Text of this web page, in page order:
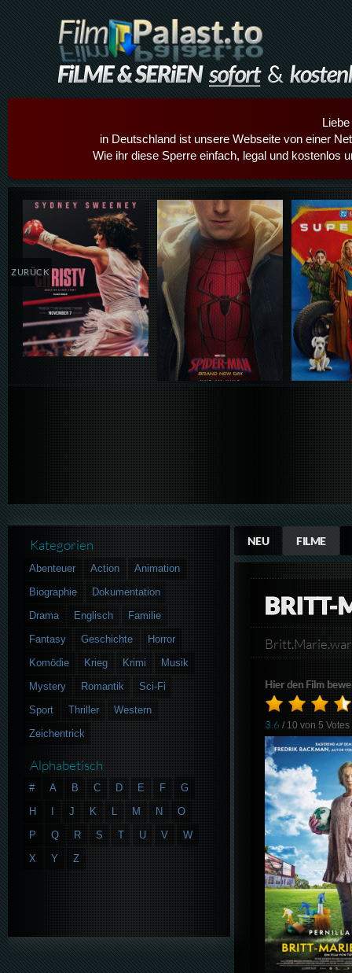
in Deutschland ist unsere Webseite von einer
Wie ihr diese Sperre einfach, legal und kostenlos
Details,Play Details,Play
ZURÜCK
NEU FILME
BRITT-
Hier den Film
3.6 / 10 von5 Votes
Kategorien
Abenteuer Action
Animation
Biographie
Dokumentation
Drama
Englisch
Familie
Fantasy
Geschichte
Horror
Komödie
Krieg Krimi
Musik
Mystery
Romantik
Sci-Fi
Sport
Thriller
Western
Zeichentrick
Alphabetisch
# A B C D E F
G
H
J K L M N
O
P
Q R S T U V
W
X
Y Z